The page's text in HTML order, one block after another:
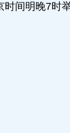
时间明晚7时